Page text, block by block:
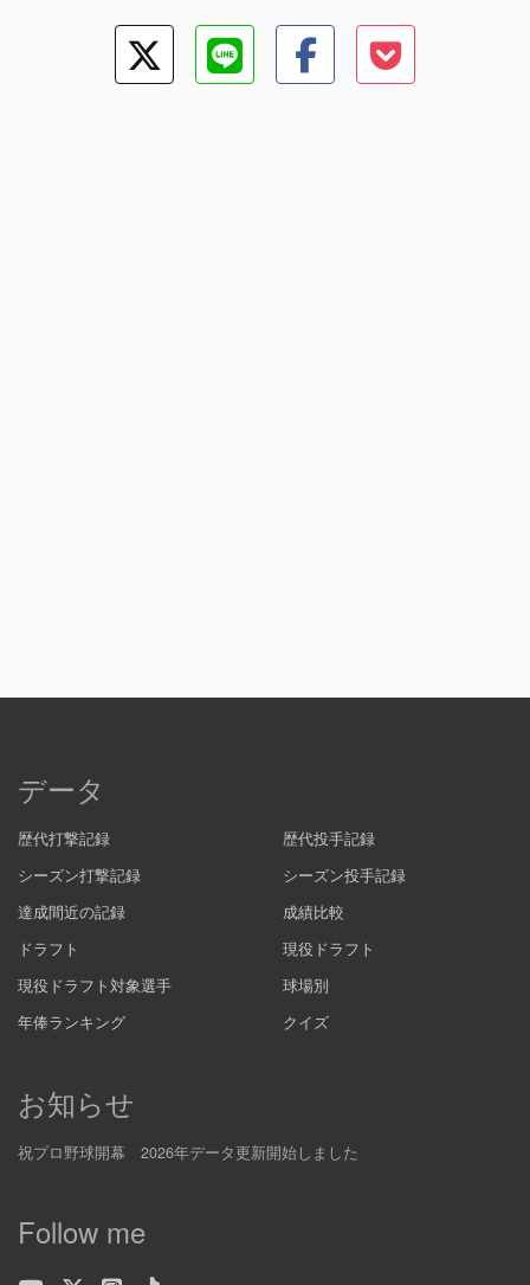
データ
歴代打撃記録
歴代投手記録
シーズン打撃記録
シーズン投手記録
達成間近の記録
成績比較
ドラフト
現役ドラフト
現役ドラフト対象選手
球場別
年俸ランキング
クイズ
お知らせ
祝プロ野球開幕 2026年データ更新開始しました
Follow me